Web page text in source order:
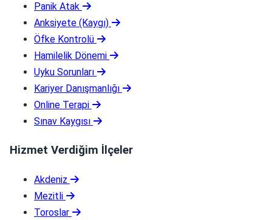
Panik Atak
Anksiyete (Kaygı)
Öfke Kontrolü
Hamilelik Dönemi
Uyku Sorunları
Kariyer Danışmanlığı
Online Terapi
Sınav Kaygısı
Hizmet Verdiğim İlçeler
Akdeniz
Mezitli
Toroslar